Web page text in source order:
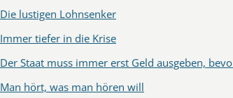
Die lustigen Lohnsenker
Immer tiefer in die Krise
Der Staat muss immer erst Geld ausgeben,
Man hört, was man hören will